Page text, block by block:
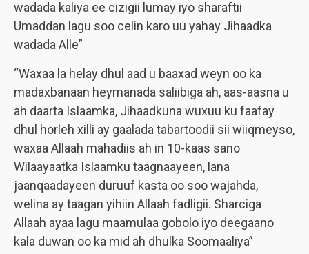
wadada kaliya ee cizigii lumay iyo sharaftii
Umaddan lagu soo celin karo uu yahay Jihaadka
wadada Alle”
“Waxaa la helay dhul aad u baaxad weyn oo ka
madaxbanaan heymanada saliibiga ah, aas-aasna u
ah daarta Islaamka, Jihaadkuna wuxuu ku faafay
dhul horleh xilli ay gaalada tabartoodii sii wiiqmeyso,
waxaa Allaah mahadiis ah in 10-kaas sano
Wilaayaatka Islaamku taagnaayeen, lana
jaanqaadayeen duruuf kasta oo soo wajahda,
welina ay taagan yihiin Allaah fadligii. Sharciga
Allaah ayaa lagu maamulaa gobolo iyo deegaano
kala duwan oo ka mid ah dhulka Soomaaliya”